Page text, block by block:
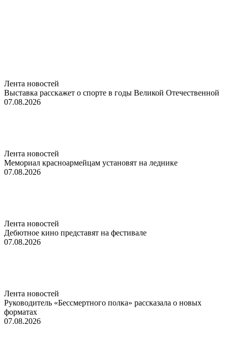
Лента новостей
Выставка расскажет о спорте в годы Великой Отечественной
07.08.2026
Лента новостей
Мемориал красноармейцам установят на леднике
07.08.2026
Лента новостей
Дебютное кино представят на фестивале
07.08.2026
Лента новостей
Руководитель «Бессмертного полка» рассказала о новых
форматах
07.08.2026